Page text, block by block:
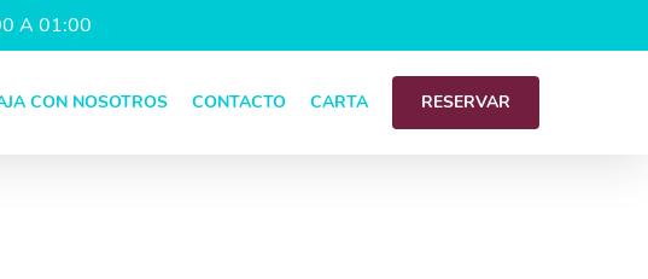
A 01:00
CON NOSOTROS CONTACTO CARTA RESERVAR